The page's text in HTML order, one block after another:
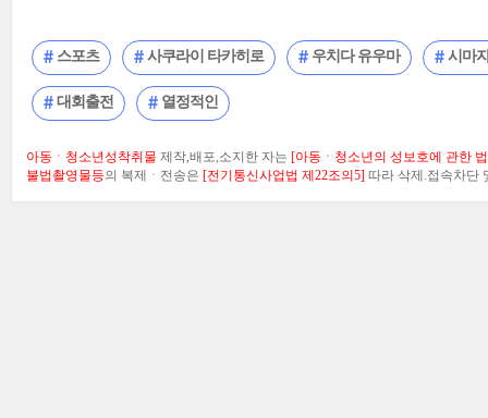
스포츠 사쿠라이 타카히로 우치다 유우마 시마
대회출전 열정적인
아동ㆍ청소년성착취물 제작,배포,소지한 자는 [아동ㆍ청소년의 성보호에 관한
불법촬영물등의 복제ㆍ전송은 [전기통신사업법 제22조의5] 따라 삭제.접속차단